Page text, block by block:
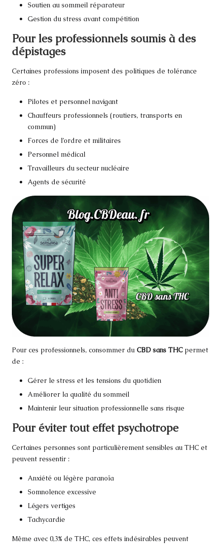
Soutien au sommeil réparateur
Gestion du stress avant compétition
Pour les professionnels soumis à des
dépistages
Certaines professions imposent des politiques de tolérance
zéro :
Pilotes et personnel navigant
Chauffeurs professionnels (routiers, transports en
commun)
Forces de l’ordre et militaires
Personnel médical
Travailleurs du secteur nucléaire
Agents de sécurité
Pour ces professionnels, consommer du CBD sans THCpermet
de :
Gérer le stress et les tensions du quotidien
Améliorer la qualité du sommeil
Maintenir leur situation professionnelle sans risque
Pour éviter tout effet psychotrope
Certaines personnes sont particulièrement sensibles au THC et
peuvent ressentir :
Anxiété ou légère paranoïa
Somnolence excessive
Légers vertiges
Tachycardie
Même avec 0,3% de THC, ces effets indésirables peuvent